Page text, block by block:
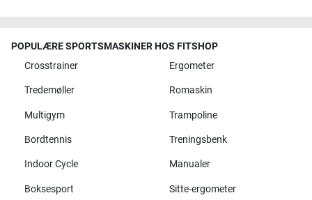
POPULÆRE SPORTSMASKINER HOS FITSHOP
Crosstrainer
Ergometer
Tredemøller Romaskin
Multigym Trampoline
Bordtennis Treningsbenk
Indoor Cycle Manualer
Boksesport Sitte-ergometer